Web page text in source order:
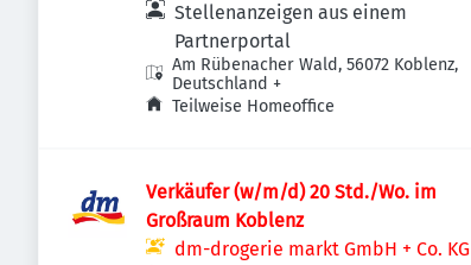
Stellenanzeigen aus einem
Partnerportal
Am Rübenacher Wald, 56072 Koblenz,
Deutschland +
Teilweise Homeoffice
Verkäufer (w/m/d) 20 Std./Wo. im
Großraum Koblenz
dm-drogerie markt GmbH + Co. KG